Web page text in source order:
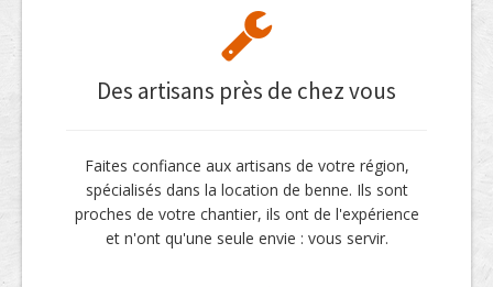
Des artisans près de chez vous
Faites confiance aux artisans de votre région,
spécialisés dans la location de benne. Ils sont
proches de votre chantier, ils ont de l'expérience
et n'ont qu'une seule envie : vous servir.